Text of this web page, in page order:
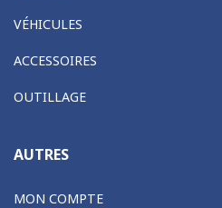
VÉHICULES
ACCESSOIRES
OUTILLAGE
AUTRES
MON COMPTE